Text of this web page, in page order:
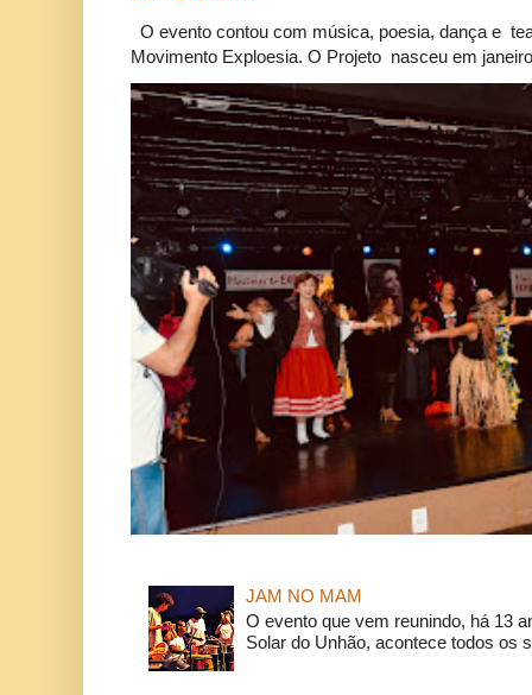
O evento contou com música, poesia, dança e
Movimento Exploesia. O Projeto nasceu em
JAM NO MAM
O evento que vem reunindo, há 13
Solar do Unhão, acontece todos os